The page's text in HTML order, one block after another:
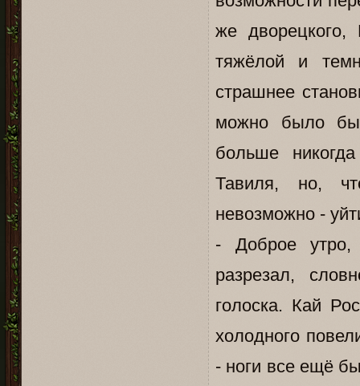
же дворецкого,
тяжёлой и
страшнее
можно было бы
больше
Тавиля, но,
невозможно -
- Доброе утро,
разрезал,
голоска. Кай
холодного
- ноги все ещё